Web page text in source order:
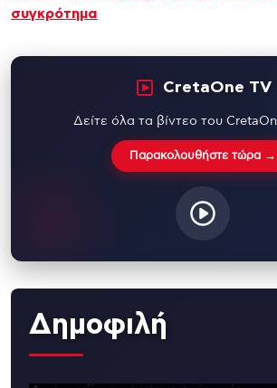
συγκρότημα
CretaOne TV
Δείτε όλα τα βίντεο του
Παρακολουθήστε τώρα →
Δημοφιλή